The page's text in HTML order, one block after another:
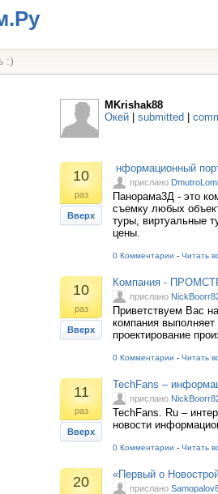
:)
MKrishak88
Окей
submitted
10
раз
Вверх
нформационный
прислано
Панорама3Д - это
съемку любых
туры, виртуальные
цены.
0 Комментарии - Читать
10
раз
Вверх
Компания -
прислано
Приветствуем Вас
компания
проектирование
0 Комментарии - Читать
11
раз
Вверх
TechFans –
прислано
TechFans. Ru –
новости
0 Комментарии - Читать
20 «Первый о
прислано